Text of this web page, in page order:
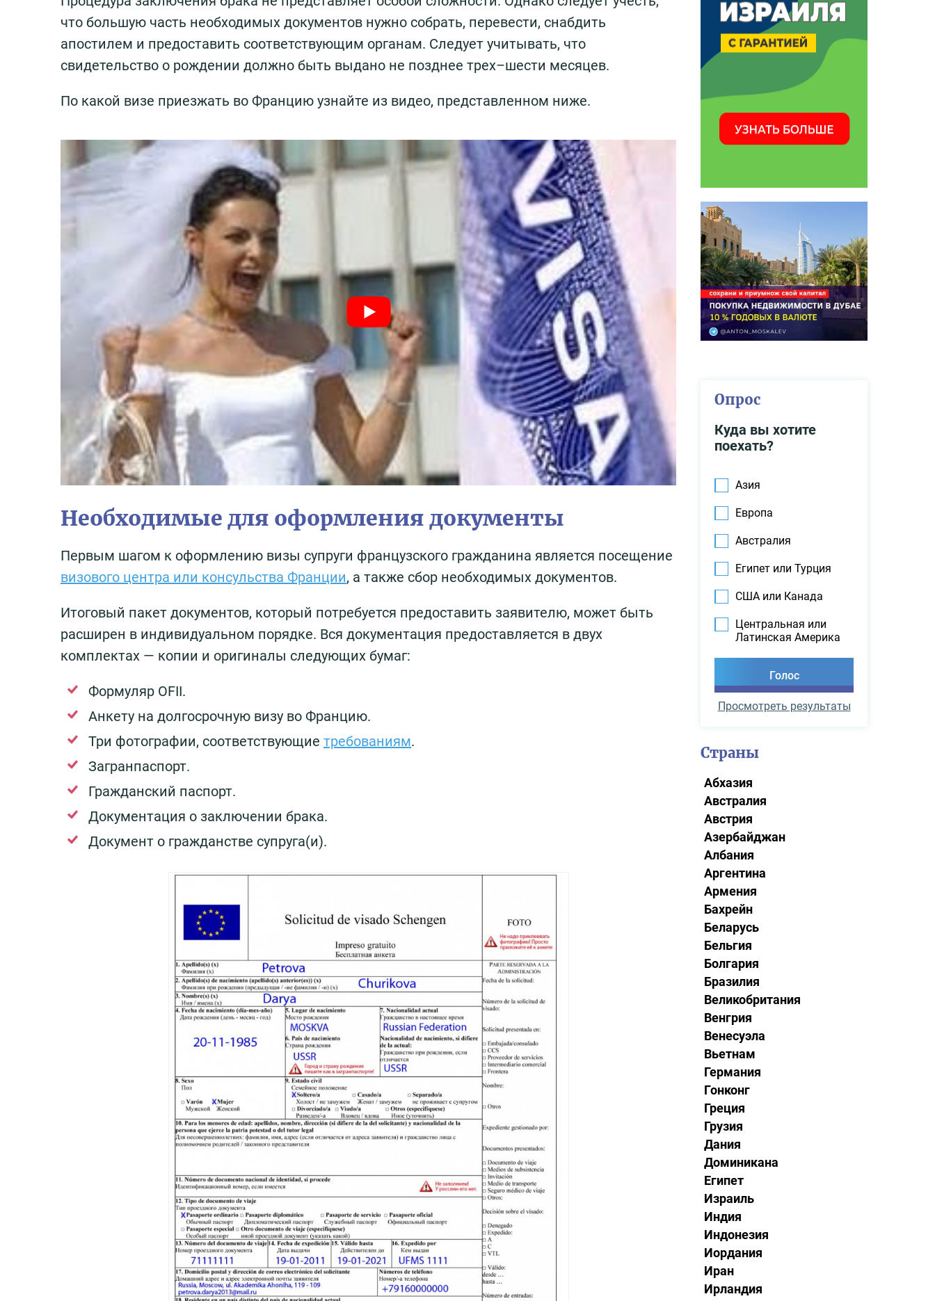
что большую часть необходимых документов нужно собрать, перевести, снабдить
апостилем и предоставить соответствующим органам. Следует учитывать, что
свидетельство о рождении должно быть выдано не позднее трех–шести месяцев.
По какой визе приезжать во Францию узнайте из видео, представленном ниже.
Необходимые для оформления документы
Первым шагом к оформлению визы супруги французского гражданина является посещение
визового центра или консульства Франции, а также сбор необходимых документов.
Итоговый пакет документов, который потребуется предоставить заявителю, может быть
расширен в индивидуальном порядке. Вся документация предоставляется в двух
комплектах — копии и оригиналы следующих бумаг:
Формуляр OFII.
Анкету на долгосрочную визу во Францию.
Три фотографии, соответствующие требованиям.
Загранпаспорт.
Гражданский паспорт.
Документация о заключении брака.
Документ о гражданстве супруга(и).
Опрос
Куда вы хотите
поехать?
Азия
Европа
Австралия
Египет или Турция
США или Канада
Центральная или
Латинская Америка
Просмотреть результаты
Страны
Абхазия
Австралия
Австрия
Азербайджан
Албания
Аргентина
Армения
Бахрейн
Беларусь
Бельгия
Болгария
Бразилия
Великобритания
Венгрия
Венесуэла
Вьетнам
Германия
Гонконг
Греция
Грузия
Дания
Доминикана
Египет
Израиль
Индия
Индонезия
Иордания
Иран
Ирландия